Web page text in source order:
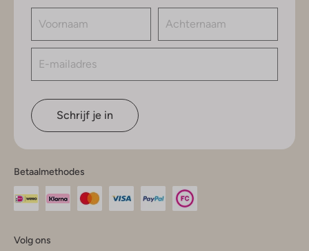
Schrijf je in
Betaalmethodes
Volg ons